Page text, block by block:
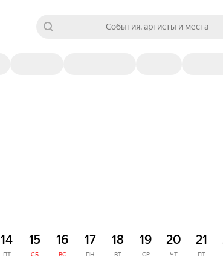
События, артисты и места
14
ПТ
15
СБ
16
ВС
17
ПН
18
ВТ
19
СР
20
ЧТ
21
ПТ